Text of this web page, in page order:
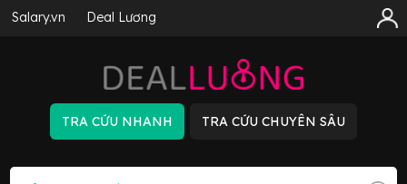
Salary.vn Deal Lương